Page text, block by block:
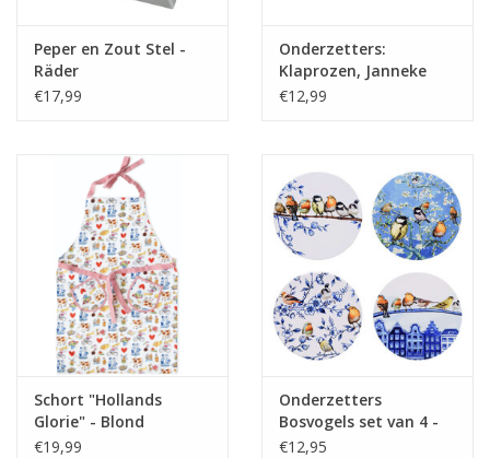
Peper en Zout Stel -
Räder
€17,99
Onderzetters:
Klaprozen, Janneke
Brinkman-Salentijn
€12,99
Schort "Hollands
Glorie" - Blond
Amsterdam
€19,99
Onderzetters
Bosvogels set van 4 -
Heinen Delfts Blauw
€12,95